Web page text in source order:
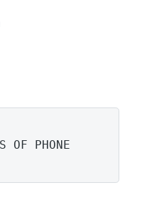
OF PHONE